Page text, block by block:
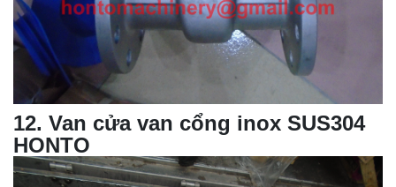
12. Van cửa van cổng inox SUS304
HONTO